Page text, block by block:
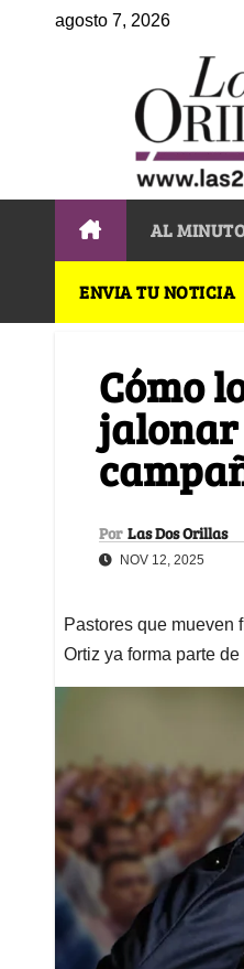
agosto 7, 2026
AL
ENVIA TU NOTICIA
Cómo
jalonar
Por Las Dos Orillas
NOV 12, 2025
Pastores que mueven
Ortiz ya forma parte